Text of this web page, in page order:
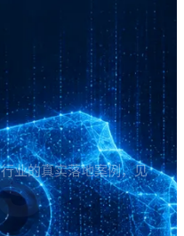
业的真实落地案例，见